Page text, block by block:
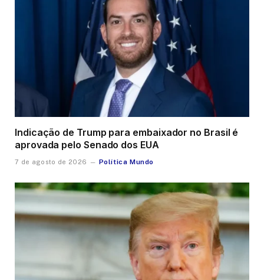
Indicação de Trump para embaixador no Brasil é
aprovada pelo Senado dos EUA
7 de agosto de 2026 Política Mundo